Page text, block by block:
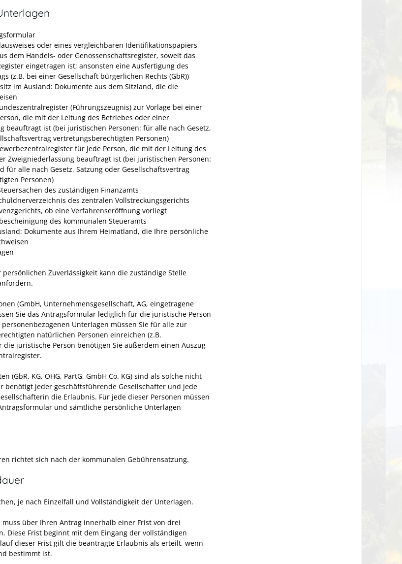
oder eines vergleichbaren Identifikationspapiers
dem Handels- oder Genossenschaftsregister, soweit das
eingetragen ist; ansonsten eine Ausfertigung des
(z.B. bei einer Gesellschaft bürgerlichen Rechts (GbR))
im Ausland: Dokumente aus dem Sitzland, die die
(Führungszeugnis) zur Vorlage bei einer
die mit der Leitung des Betriebes oder einer
beauftragt ist (bei juristischen Personen: für alle nach Gesetz,
vertretungsberechtigten Personen)
für jede Person, die mit der Leitung des
Zweigniederlassung beauftragt ist (bei juristischen Personen:
für alle nach Gesetz, Satzung oder Gesellschaftsvertrag
Personen)
des zuständigen Finanzamts
des zentralen Vollstreckungsgerichts
ob eine Verfahrenseröffnung vorliegt
des kommunalen Steueramts
Dokumente aus Ihrem Heimatland, die Ihre persönliche
Zuverlässigkeit kann die zuständige Stelle
(GmbH, Unternehmensgesellschaft, AG, eingetragene
Sie das Antragsformular lediglich für die juristische Person
Unterlagen müssen Sie für alle zur
natürlichen Personen einreichen (z.B.
die juristische Person benötigen Sie außerdem einen Auszug
(GbR, KG, OHG, PartG, GmbH Co. KG) sind als solche nicht
benötigt jeder geschäftsführende Gesellschafter und jede
die Erlaubnis. Für jede dieser Personen müssen
und sämtliche persönliche Unterlagen
richtet sich nach der kommunalen Gebührensatzung.
je nach Einzelfall und Vollständigkeit der Unterlagen.
muss über Ihren Antrag innerhalb einer Frist von drei
Diese Frist beginnt mit dem Eingang der vollständigen
dieser Frist gilt die beantragte Erlaubnis als erteilt, wenn
bestimmt ist.